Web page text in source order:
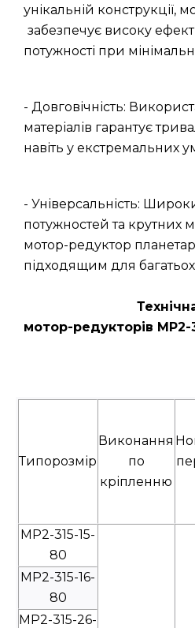
унікальній конструкції,
забезпечує високу
потужності при
- Довговічність:
матеріалів гарантує
навіть у екстремальних
- Універсальність:
потужностей та крутних
мотор-редуктор
підходящим для
мотор-редукторів МР2-
Типорозмір
Виконання
по
кріпленню
МР2-315-15-
80
МР2-315-16-
80
МР2-315-26-